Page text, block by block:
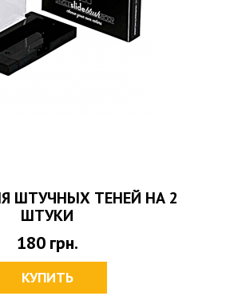
ШТУЧНЫХ ТЕНЕЙ НА 2
ШТУКИ
180 грн.
КУПИТЬ